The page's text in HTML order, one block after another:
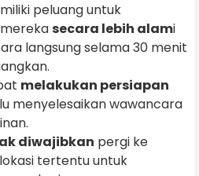
peluang untuk
secara lebih alami
langsung selama 30 menit
melakukan persiapan
menyelesaikan wawancara
diwajibkan pergi ke
tertentu untuk